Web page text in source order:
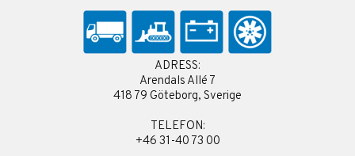
ADRESS:
Arendals Allé 7
418 79 Göteborg, Sverige
TELEFON:
+46 31-40 73 00